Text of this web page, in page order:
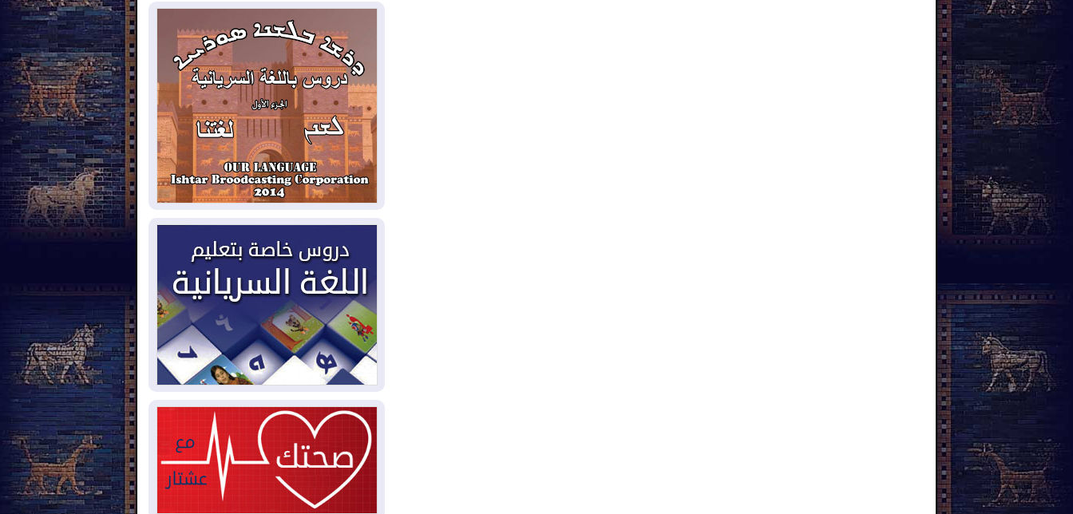
"إدارة الدولة": أكدنا دعم تنفيذ البرنامج
الحكومي وأهمية حصر السلاح
2026-08-06ائتلاف ادارة الدولة: من
يقومون بسلوك يهدد امن البلاد خارجون عن
القانون يجب محاربتهم
2026-08-06
بعد هجومين قرب باب المندب..
تحذيرات من تصعيد يهدد الملاحة في البحر
الأحمر
2026-08-06مئات القاصرين بلا مأوى.. أزمة
سبتة تتصاعد وتضغط على مدريد
2026-08-05
لمدة عام.. بدء توريد 100
مليون قدم مكعب يومياً من غاز كورمور في
إقليم كوردستان إلى وزارة الكهرباء العراقية
2026-08-05
15كارثة بيئية ومناخية ترسم
ملامح أخطر التحديات التي تواجه العراق
اليوم
2026-08-05
حرائق فرنسا.. توقيف 402
شخص بينهم 156 قاصرا منذ بداية موسم
2026-08-04
سومو: إنتاج النفط في إقليم
كوردستان انخفض إلى أقل من 10%